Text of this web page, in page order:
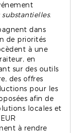
.
dans
de priorités
à une
en
sur des outils
des offres
pour les
afin de
locales et
à rendre